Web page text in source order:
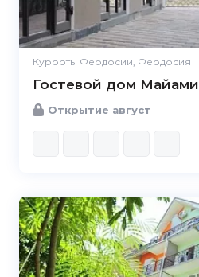
Курорты Феодосии, Феодосия
Гостевой дом Майами
Открытие август